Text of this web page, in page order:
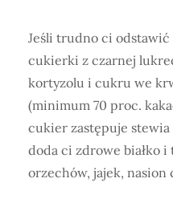
Jeśli trudno ci odstawić
cukierki z czarnej
kortyzolu i cukru we
(minimum 70 proc.
cukier zastępuje stewia
doda ci zdrowe białko i
orzechów, jajek, nasion